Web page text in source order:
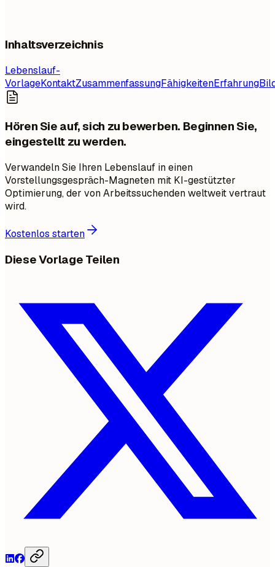
Inhaltsverzeichnis
Lebenslauf-
VorlageKontaktZusammenfassungFähigkeitenErfahrung
Hören Sie auf, sich zu bewerben. Beginnen Sie,
eingestellt zu werden.
Verwandeln Sie Ihren Lebenslauf in einen
Vorstellungsgespräch-Magneten mit KI-gestützter
Optimierung, der von Arbeitssuchenden weltweit vertraut
wird.
Kostenlos starten
Diese Vorlage Teilen